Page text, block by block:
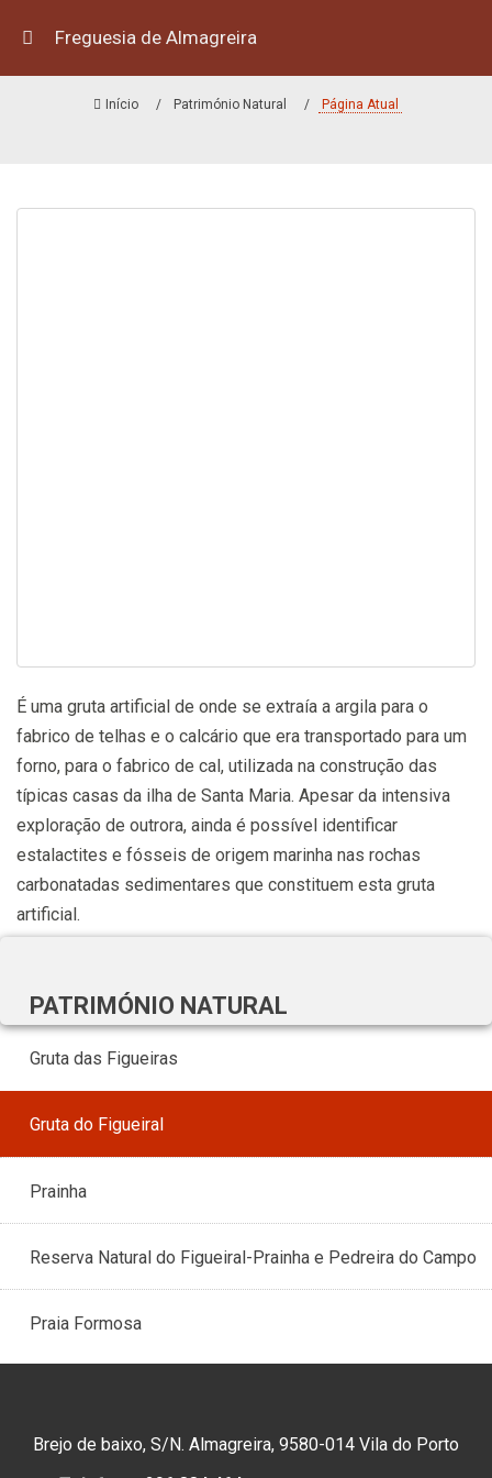
Início Património Natural Página Atual
É uma gruta artificial de onde se extraía a argila para o
fabrico de telhas e o calcário que era transportado para um
forno, para o fabrico de cal, utilizada na construção das
típicas casas da ilha de Santa Maria. Apesar da intensiva
exploração de outrora, ainda é possível identificar
estalactites e fósseis de origem marinha nas rochas
carbonatadas sedimentares que constituem esta gruta
artificial.
PATRIMÓNIO NATURAL
Gruta das Figueiras
Gruta do Figueiral
Prainha
Reserva Natural do Figueiral-Prainha e Pedreira do Campo
Praia Formosa
Brejo de baixo, S/N. Almagreira, 9580-014 Vila do Porto
Freguesia de Almagreira